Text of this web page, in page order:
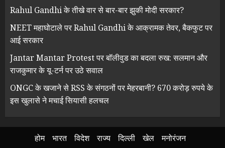
Rahul Gandhi के तीखे वार से बार-बार झुकी मोदी सरकार?
NEET महाघोटाले पर Rahul Gandhi के आक्रामक तेवर, बैकफुट पर
आई सरकार
Jantar Mantar Protest पर बॉलीवुड का बदला रुख: सलमान और
राजकुमार के यू-टर्न पर उठे सवाल
ONGC के खजाने से RSS के संगठनों पर मेहरबानी? 670 करोड़ रुपये के
इस खुलासे ने मचाई सियासी हलचल
होम भारत विदेश राज्य दिल्ली खेल मनोरंजन